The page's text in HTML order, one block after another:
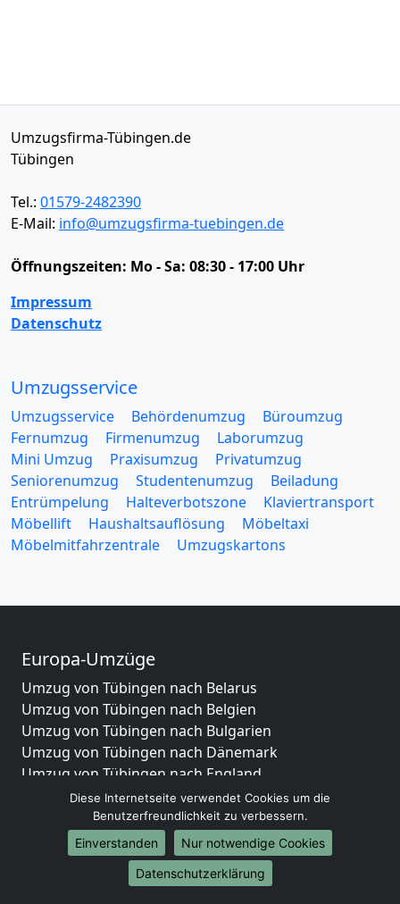
Umzugsfirma-Tübingen.de
Tübingen
Tel.: 01579-2482390
E-Mail: info@umzugsfirma-tuebingen.de
Öffnungszeiten: Mo - Sa: 08:30 - 17:00 Uhr
Impressum
Datenschutz
Umzugsservice
Umzugsservice Behördenumzug
Büroumzug
Fernumzug
Firmenumzug
Laborumzug
Mini Umzug
Praxisumzug
Privatumzug
Seniorenumzug
Studentenumzug
Beiladung
Entrümpelung
Halteverbotszone
Klaviertransport
Möbellift
Haushaltsauflösung
Möbeltaxi
Möbelmitfahrzentrale
Umzugskartons
Europa-Umzüge
Umzug von Tübingen nach Belarus
Umzug von Tübingen nach Belgien
Umzug von Tübingen nach Bulgarien
Umzug von Tübingen nach Dänemark
Umzug von Tübingen nach England
Umzug von Tübingen nach Portugal
Umzug von Tübingen nach Bosnien
und Herzegowina
Umzug von Tübingen nach Irland
Umzug von Tübingen nach Lettland
Diese Internetseite verwendet Cookies um die
Benutzerfreundlichkeit zu verbessern.
Einverstanden
Nur notwendige Cookies
Datenschutzerklärung